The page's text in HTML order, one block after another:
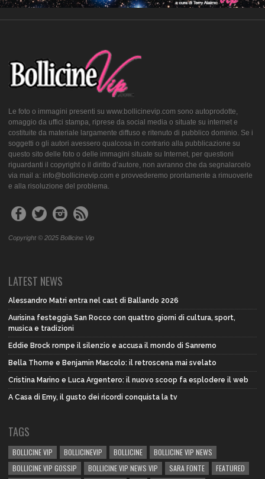
Le foto o immagini presenti su www.bollicinevip.com sono autoprodotte,
omaggio da uffici stampa, riprese da social media o situate su internet e
costituite da materiale largamente diffuso e ritenuto di pubblico dominio. Se i
soggetti o gli autori avessero qualcosa in contrario alla pubblicazione su
questo sito delle foto o delle immagini situate su Internet, per questioni
riguardanti il copyright o il diritto d’autore, non avranno che da segnalarcelo
via mail a: info@bollicinevip.com e provvederemo prontamente a rimuoverle
e alla risoluzione del problema.
Copyright © 2025 Bollicine Vip
LATEST NEWS
Alessandro Matri entra nel cast di Ballando 2026
Aurisina festeggia San Rocco con quattro giorni di cultura, sport,
musica e tradizioni
Eddie Brock rompe il silenzio e accusa il mondo di Sanremo
Bella Thorne e Benjamin Mascolo: il retroscena mai svelato
Cristina Marino e Luca Argentero: il nuovo scoop fa esplodere il web
A Casa di Emy, il gusto dei ricordi conquista la tv
TAGS
BOLLICINE VIP BOLLICINEVIP BOLLICINE
BOLLICINE VIP NEWS
BOLLICINE VIP GOSSIP
BOLLICINE VIP NEWS VIP SARA FONTE FEATURED